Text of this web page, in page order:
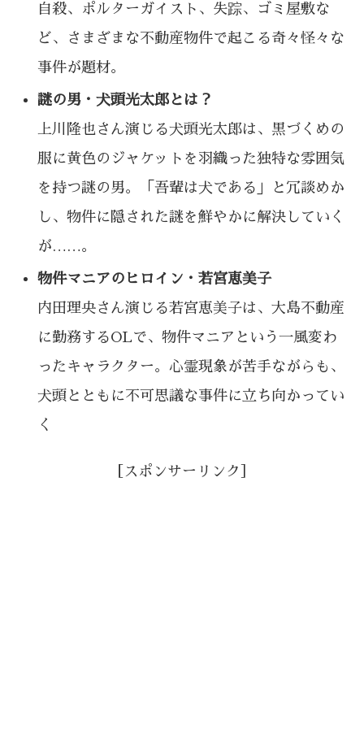
自殺、ポルターガイスト、失踪、ゴミ屋敷な
ど、さまざまな不動産物件で起こる奇々怪々な
事件が題材。
謎の男・犬頭光太郎とは？
上川隆也さん演じる犬頭光太郎は、黒づくめの
服に黄色のジャケットを羽織った独特な雰囲気
を持つ謎の男。「吾輩は犬である」と冗談めか
し、物件に隠された謎を鮮やかに解決していく
が……。
物件マニアのヒロイン・若宮恵美子
内田理央さん演じる若宮恵美子は、大島不動産
に勤務するOLで、物件マニアという一風変わ
ったキャラクター。心霊現象が苦手ながらも、
犬頭とともに不可思議な事件に立ち向かってい
く
［スポンサーリンク］